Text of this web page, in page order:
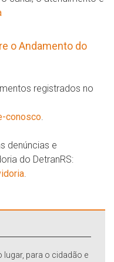
o Andamento do
registrados no
conosco.
denúncias e
do DetranRS:
.
para o cidadão e